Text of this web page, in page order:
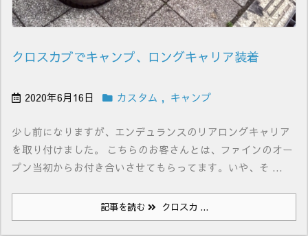
クロスカブでキャンプ、ロングキャリア装着
2020年6月16日 カスタム , キャンプ
少し前になりますが、エンデュランスのリアロングキャリア
を取り付けました。 こちらのお客さんとは、ファインのオー
プン当初からお付き合いさせてもらってます。いや、そ ...
記事を読む クロスカ ...